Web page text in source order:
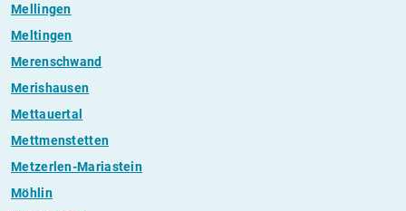
Mellingen
Meltingen
Merenschwand
Merishausen
Mettauertal
Mettmenstetten
Metzerlen-Mariastein
Möhlin